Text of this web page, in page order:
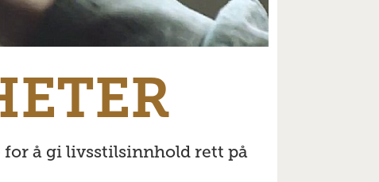
å gi livsstilsinnhold rett på